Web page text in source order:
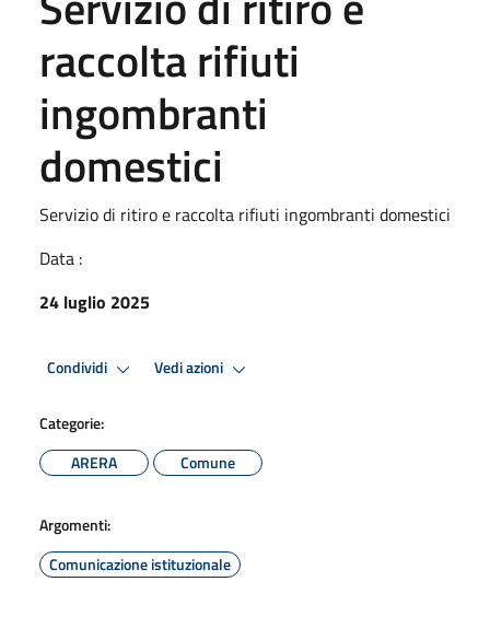
raccolta rifiuti
ingombranti
domestici
Servizio di ritiro e raccolta rifiuti ingombranti domestici
Data :
24 luglio 2025
Condividi Vedi azioni
Categorie:
ARERA
Comune
Argomenti:
Comunicazione istituzionale